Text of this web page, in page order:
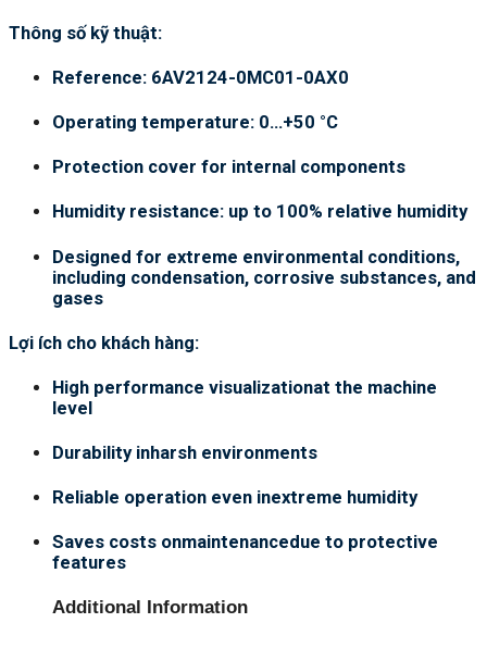
Thông số kỹ thuật:
Reference: 6AV2124-0MC01-0AX0
Operating temperature: 0…+50 °C
Protection cover for internal components
Humidity resistance: up to 100% relative humidity
Designed for extreme environmental conditions,
including condensation, corrosive substances, and
gases
Lợi ích cho khách hàng:
High performance visualizationat the machine
level
Durability inharsh environments
Reliable operation even inextreme humidity
Saves costs onmaintenancedue to protective
features
Additional Information